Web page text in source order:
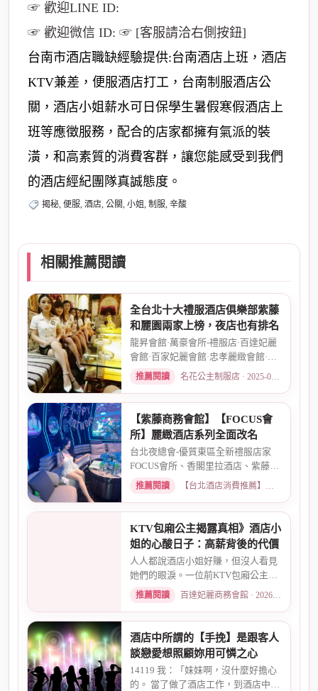
☞ 歡迎LINE ID:
☞ 歡迎微信 ID: ☞ [客服請洽右側按鈕]
台南市酒店職缺經驗提供:台南酒店上班，酒店
KTV兼差，便服酒店打工，台南制服酒店公
關，酒店小姐薪水可日保學生暑假寒假酒店上
班等應徵服務，配合的店家都擁有氣派的裝
潢，和高素質的消費客群，讓您能感受到我們
的酒店經紀團隊真誠態度。
揭秘, 便服, 酒店, 公關, 小姐, 制服, 辛酸
相關推薦閱讀
全台北十大禮服酒店俱樂部紫藤
和麗園兩家上榜，夜店也有排名
龍昇會館·萬豪會所-禮服店·百達妃麗
會館·百家妃麗會館·忠孝麗緻會館·敦
南麗緻會館·金荷會...
推薦閱讀 名花公主制服店 · 2025-02-01
【紫藤商務會館】【FOCUS會
所】麗緻酒店系列全面改名
台北夜總會-優質東區全新禮服店家
FOCUS會所、香閣里拉酒店、紫藤名
店、酒店幹部就是為了給你更好...
推薦閱讀 【台北酒店消費推薦】各大商務酒店、夜總會試算 · 2026-03-30
KTV包廂公主揭露真相》酒店小
姐的心酸日子：高薪背後的代價
人人都說酒店小姐好賺，但沒人看見
她們的眼淚。一位前KTV包廂公主首
度自曝，從入行初衷、被客人...
推薦閱讀 百達妃麗商務會館 · 2026-05-10
酒店中所謂的【手挽】是跟客人
談戀愛想照顧妳用可憐之心
14119 我：「妹妹啊，沒什麼好擔心
的。 當了做了酒店工作，到酒店中，